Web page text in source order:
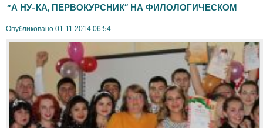
“А НУ-КА, ПЕРВОКУРСНИК” НА ФИЛОЛОГИЧЕСКОМ
Опубликовано 01.11.2014 06:54